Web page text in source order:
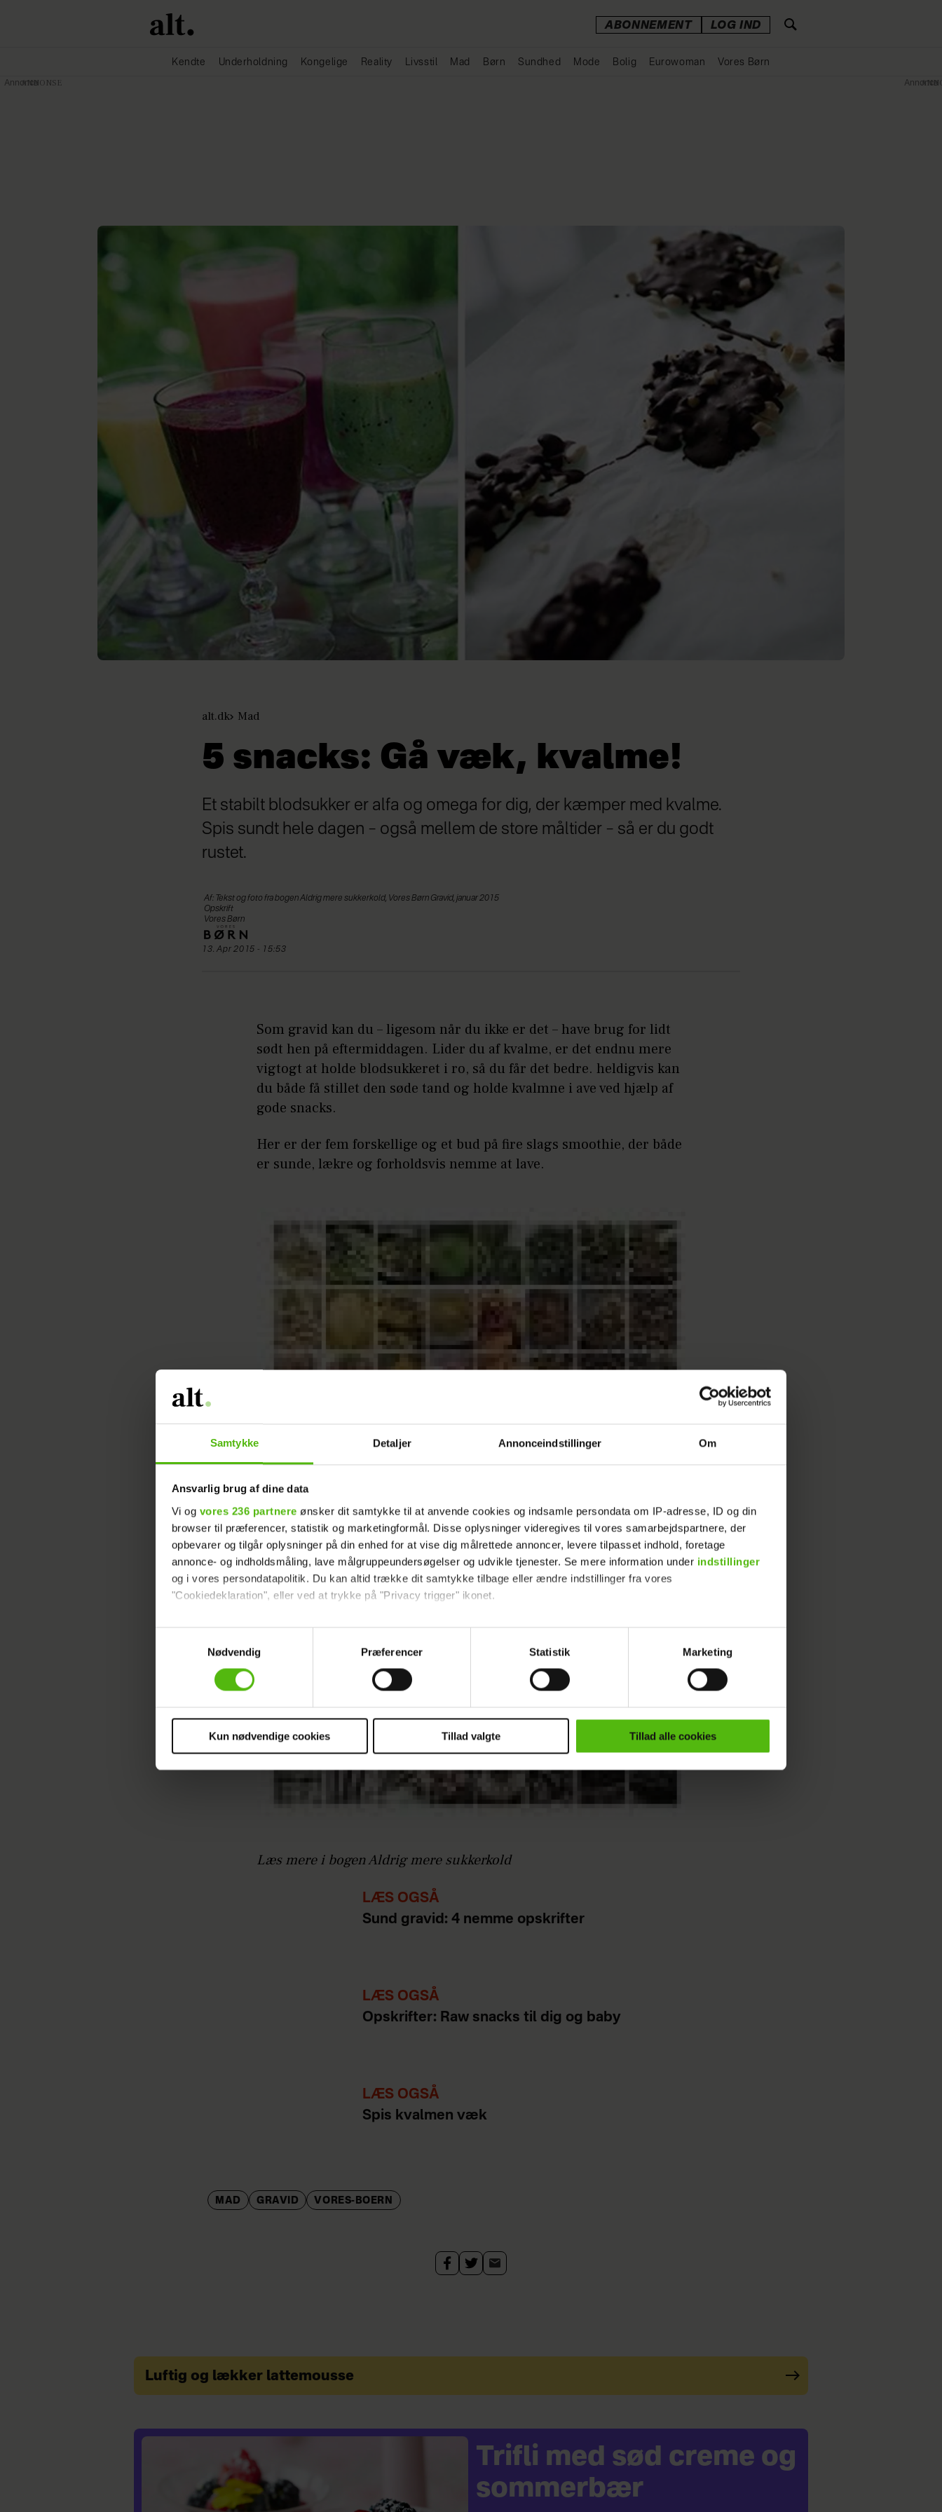
Samtykke Detaljer Annonceindstillinger Om
Ansvarlig brug af dine data
Vi og vores 236 partnere ønsker dit samtykke til at anvende cookies og indsamle persondata om IP-adresse, ID og din
browser til præferencer, statistik og marketingformål. Disse oplysninger videregives til vores samarbejdspartnere, der
opbevarer og tilgår oplysninger på din enhed for at vise dig målrettede annoncer, levere tilpasset indhold, foretage
annonce- og indholdsmåling, lave målgruppeundersøgelser og udvikle tjenester. Se mere information under indstillinger
og i vores persondatapolitik. Du kan altid trække dit samtykke tilbage eller ændre indstillinger fra vores
"Cookiedeklaration", eller ved at trykke på "Privacy trigger" ikonet.
Dine valg anvendes på hele websitet.
Vi ønsker dit samtykke til at indsamle og bruge data for at kunne levere og finansiere relevant journalistisk indhold til dig.
Vi anvender egne cookies og cookies fra tredjeparter til at at optimere dit besøg på vores hjemmeside. Vi indsamler data
sociale medier.
cookies, samarbejdspartnere og behandling af dine personoplysninger i forbindelse hermed i både
Nødvendig
Præferencer Statistik Marketing
Kun nødvendige cookies Tillad valgte Tillad alle cookies
ABONNEMENT LOG IND
Kendte Underholdning Kongelige Reality Livsstil Mad Børn Sundhed Mode Bolig Eurowoman Vores Børn
alt.dk Mad
5 snacks: Gå væk, kvalme!
Et stabilt blodsukker er alfa og omega for dig, der kæmper med kvalme.
Spis sundt hele dagen – også mellem de store måltider – så er du godt
rustet.
Af: Tekst og foto fra bogen Aldrig mere sukkerkold, Vores Børn Gravid, januar 2015
Opskrift
Vores Børn
13. Apr 2015 - 15:53
Som gravid kan du – ligesom når du ikke er det – have brug for lidt
sødt hen på eftermiddagen. Lider du af kvalme, er det endnu mere
vigtogt at holde blodsukkeret i ro, så du får det bedre. heldigvis kan
du både få stillet den søde tand og holde kvalmne i ave ved hjælp af
gode snacks.
Her er der fem forskellige og et bud på fire slags smoothie, der både
er sunde, lækre og forholdsvis nemme at lave.
Læs mere i bogen Aldrig mere sukkerkold
LÆS OGSÅ
Sund gravid: 4 nemme opskrifter
LÆS OGSÅ
Opskrifter: Raw snacks til dig og baby
LÆS OGSÅ
Spis kvalmen væk
MAD GRAVID VORES-BOERN
Luftig og lækker lattemousse
Trifli med sød creme og
sommerbær
Annonce Annonce